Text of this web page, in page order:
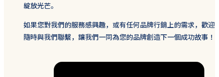
綻放光芒。
如果您對我們的服務感興趣，或有任何品牌行銷上的需求，歡迎
隨時與我們聯繫，讓我們一同為您的品牌創造下一個成功故事！